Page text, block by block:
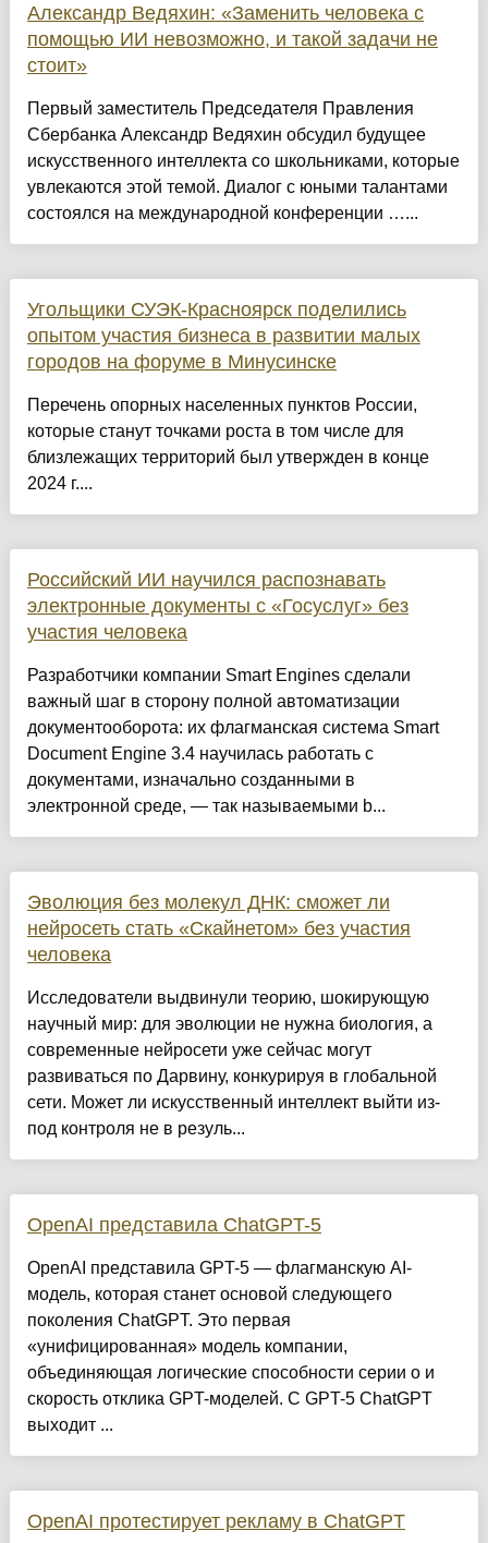
Александр Ведяхин: «Заменить человека с
помощью ИИ невозможно, и такой задачи не
стоит»
Первый заместитель Председателя Правления
Сбербанка Александр Ведяхин обсудил будущее
искусственного интеллекта со школьниками, которые
увлекаются этой темой. Диалог с юными талантами
состоялся на международной конференции …...
Угольщики СУЭК-Красноярск поделились
опытом участия бизнеса в развитии малых
городов на форуме в Минусинске
Перечень опорных населенных пунктов России,
которые станут точками роста в том числе для
близлежащих территорий был утвержден в конце
2024 г....
Российский ИИ научился распознавать
электронные документы с «Госуслуг» без
участия человека
Разработчики компании Smart Engines сделали
важный шаг в сторону полной автоматизации
документооборота: их флагманская система Smart
Document Engine 3.4 научилась работать с
документами, изначально созданными в
электронной среде, — так называемыми b...
Эволюция без молекул ДНК: сможет ли
нейросеть стать «Скайнетом» без участия
человека
Исследователи выдвинули теорию, шокирующую
научный мир: для эволюции не нужна биология, а
современные нейросети уже сейчас могут
развиваться по Дарвину, конкурируя в глобальной
сети. Может ли искусственный интеллект выйти из-
под контроля не в резуль...
OpenAI представила ChatGPT-5
OpenAI представила GPT-5 — флагманскую AI-
модель, которая станет основой следующего
поколения ChatGPT. Это первая
«унифицированная» модель компании,
объединяющая логические способности серии o и
скорость отклика GPT-моделей. С GPT-5 ChatGPT
выходит ...
OpenAI протестирует рекламу в ChatGPT